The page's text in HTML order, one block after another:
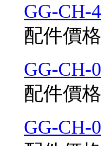
GG-CH-
配件價格
GG-CH-
配件價格
GG-CH-